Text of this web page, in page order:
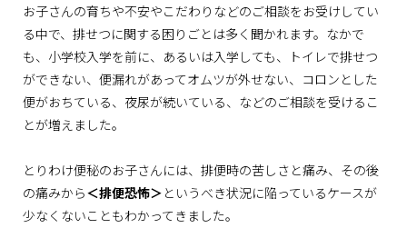
お子さんの育ちや不安やこだわりなどのご相談をお受けしてい
る中で、排せつに関する困りごとは多く聞かれます。なかで
も、小学校入学を前に、あるいは入学しても、トイレで排せつ
ができない、便漏れがあってオムツが外せない、コロンとした
便がおちている、夜尿が続いている、などのご相談を受けるこ
とが増えました。
とりわけ便秘のお子さんには、排便時の苦しさと痛み、その後
の痛みから＜排便恐怖＞ というべき状況に陥っているケースが
少なくないこともわかってきました。